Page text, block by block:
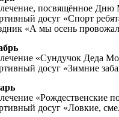
посвящённое Дню
досуг «Спорт
«А мы осень
«Сундучок Деда
досуг «Зимние
«Рождественские
досуг «Ловкие,